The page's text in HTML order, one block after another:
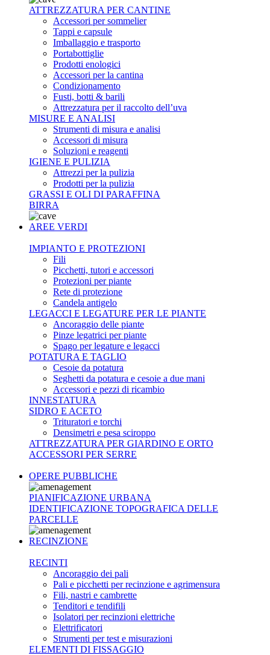
ATTREZZATURA PER CANTINE
Accessori per sommelier
Tappi e capsule
Imballaggio e trasporto
Portabottiglie
Prodotti enologici
Accessori per la cantina
Condizionamento
Fusti, botti & barili
Attrezzatura per il raccolto dell’uva
MISURE E ANALISI
Strumenti di misura e analisi
Accessori di misura
Soluzioni e reagenti
IGIENE E PULIZIA
Attrezzi per la pulizia
Prodotti per la pulizia
GRASSI E OLI DI PARAFFINA
BIRRA
AREE VERDI
IMPIANTO E PROTEZIONI
Fili
Picchetti, tutori e accessori
Protezioni per piante
Rete di protezione
Candela antigelo
LEGACCI E LEGATURE PER LE PIANTE
Ancoraggio delle piante
Pinze legatrici per piante
Spago per legature e legacci
POTATURA E TAGLIO
Cesoie da potatura
Seghetti da potatura e cesoie a due mani
Accessori e pezzi di ricambio
INNESTATURA
SIDRO E ACETO
Trituratori e torchi
Densimetri e pesa sciroppo
ATTREZZATURA PER GIARDINO E ORTO
ACCESSORI PER SERRE
OPERE PUBBLICHE
PIANIFICAZIONE URBANA
IDENTIFICAZIONE TOPOGRAFICA DELLE
PARCELLE
RECINZIONE
RECINTI
Ancoraggio dei pali
Pali e picchetti per recinzione e agrimensura
Fili, nastri e cambrette
Tenditori e tendifili
Isolatori per recinzioni elettriche
Elettrificatori
Strumenti per test e misurazioni
ELEMENTI DI FISSAGGIO